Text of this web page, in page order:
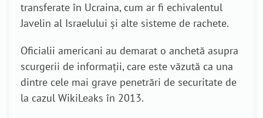
transferate în Ucraina, cum ar fi echivalentul
Javelin al Israelului și alte sisteme de rachete.
Oficialii americani au demarat o anchetă asupra
scurgerii de informații, care este văzută ca una
dintre cele mai grave penetrări de securitate de
la cazul WikiLeaks în 2013.